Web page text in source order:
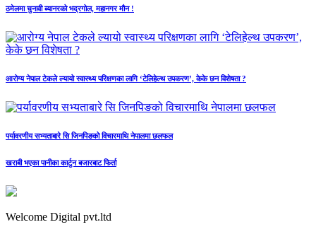
ठमेलमा चुनावी ब्यानरको भद्रगोल, महानगर मौन !
आरोग्य नेपाल टेकले ल्यायो स्वास्थ्य परिक्षणका लागि ‘टेलिहेल्थ उपकरण’, केके छन विशेषता ?
पर्यावरणीय सभ्यताबारे सि जिनपिङको विचारमाथि नेपालमा छलफल
खराबी भएका पानीका कार्टुन बजारबाट फिर्ता
Welcome Digital pvt.ltd